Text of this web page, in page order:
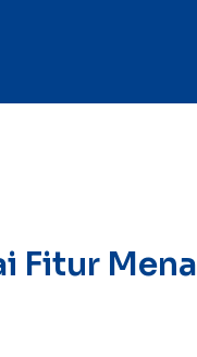
Fitur